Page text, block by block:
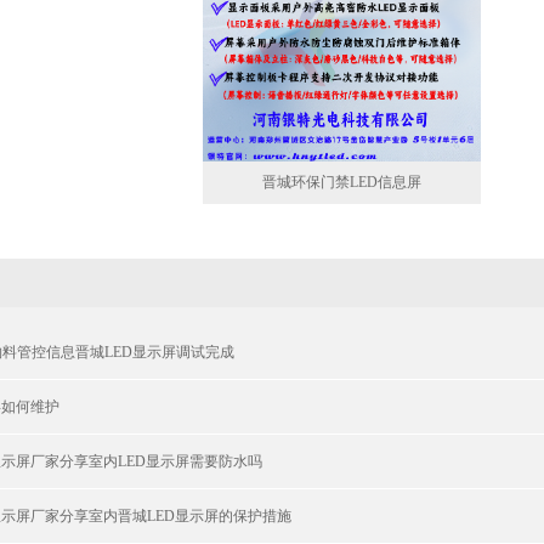
晋城环保门禁LED信息屏
管控信息晋城LED显示屏调试完成
何维护
屏厂家分享室内LED显示屏需要防水吗
屏厂家分享室内晋城LED显示屏的保护措施